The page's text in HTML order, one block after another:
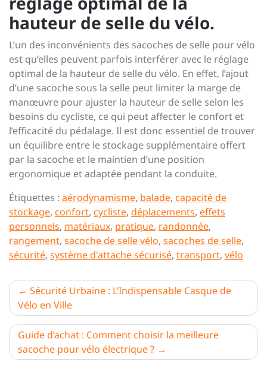
hauteur de selle du vélo.
L’un des inconvénients des sacoches de selle pour vélo
est qu’elles peuvent parfois interférer avec le réglage
optimal de la hauteur de selle du vélo. En effet, l’ajout
d’une sacoche sous la selle peut limiter la marge de
manœuvre pour ajuster la hauteur de selle selon les
besoins du cycliste, ce qui peut affecter le confort et
l’efficacité du pédalage. Il est donc essentiel de trouver
un équilibre entre le stockage supplémentaire offert
par la sacoche et le maintien d’une position
ergonomique et adaptée pendant la conduite.
Étiquettes : aérodynamisme, balade, capacité de
stockage, confort, cycliste, déplacements, effets
personnels, matériaux, pratique, randonnée,
rangement, sacoche de selle vélo, sacoches de selle,
sécurité, système d'attache sécurisé, transport, vélo
Navigation
de
l’article
Sécurité Urbaine : L’Indispensable Casque de
Vélo en Ville
Guide d’achat : Comment choisir la meilleure
sacoche pour vélo électrique ?